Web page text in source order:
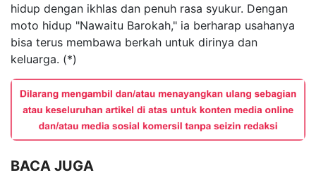
hidup dengan ikhlas dan penuh rasa syukur. Dengan
moto hidup "Nawaitu Barokah," ia berharap usahanya
bisa terus membawa berkah untuk dirinya dan
keluarga. (*)
BACA JUGA